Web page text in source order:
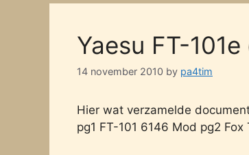
Yaesu FT-
14 november 2010 by pa4tim
Hier wat verzamelde
pg1 FT-101 6146 Mod pg2